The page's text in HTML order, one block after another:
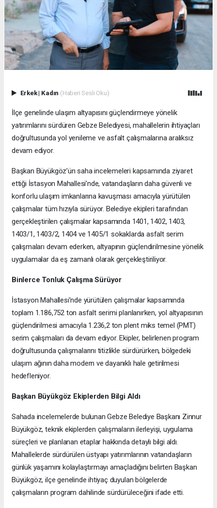
Erkek| Kadın (Haberi Sesli Oku)
İlçe genelinde ulaşım altyapısını güçlendirmeye yönelik
yatırımlarını sürdüren Gebze Belediyesi, mahallelerin ihtiyaçları
doğrultusunda yol yenileme ve asfalt çalışmalarına aralıksız
devam ediyor.
Başkan Büyükgöz’ün saha incelemeleri kapsamında ziyaret
ettiği İstasyon Mahallesi’nde, vatandaşların daha güvenli ve
konforlu ulaşım imkanlarına kavuşması amacıyla yürütülen
çalışmalar tüm hızıyla sürüyor. Belediye ekipleri tarafından
gerçekleştirilen çalışmalar kapsamında 1401, 1402, 1403,
1403/1, 1403/2, 1404 ve 1405/1 sokaklarda asfalt serim
çalışmaları devam ederken, altyapının güçlendirilmesine yönelik
uygulamalar da eş zamanlı olarak gerçekleştiriliyor.
Binlerce Tonluk Çalışma Sürüyor
İstasyon Mahallesi’nde yürütülen çalışmalar kapsamında
toplam 1.186,752 ton asfalt serimi planlanırken, yol altyapısının
güçlendirilmesi amacıyla 1.236,2 ton plent miks temel (PMT)
serim çalışmaları da devam ediyor. Ekipler, belirlenen program
doğrultusunda çalışmalarını titizlikle sürdürürken, bölgedeki
ulaşım ağının daha modern ve dayanıklı hale getirilmesi
hedefleniyor.
Başkan Büyükgöz Ekiplerden Bilgi Aldı
Sahada incelemelerde bulunan Gebze Belediye Başkanı Zinnur
Büyükgöz, teknik ekiplerden çalışmaların ilerleyişi, uygulama
süreçleri ve planlanan etaplar hakkında detaylı bilgi aldı.
Mahallelerde sürdürülen üstyapı yatırımlarının vatandaşların
günlük yaşamını kolaylaştırmayı amaçladığını belirten Başkan
Büyükgöz, ilçe genelinde ihtiyaç duyulan bölgelerde
çalışmaların program dahilinde sürdürüleceğini ifade etti.